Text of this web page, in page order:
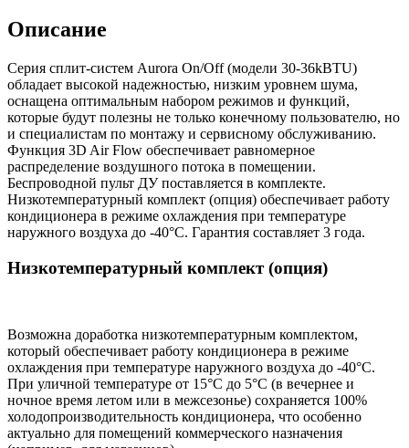
Описание
Серия сплит-систем Aurora On/Off (модели 30-36kBTU)
обладает высокой надежностью, низким уровнем шума,
оснащена оптимальным набором режимов и функций,
которые будут полезны не только конечному пользователю, но
и специалистам по монтажу и сервисному обслуживанию.
Функция 3D Air Flow обеспечивает равномерное
распределение воздушного потока в помещении.
Беспроводной пульт ДУ поставляется в комплекте.
Низкотемпературный комплект (опция) обеспечивает работу
кондиционера в режиме охлаждения при температуре
наружного воздуха до -40°С. Гарантия составляет 3 года.
Низкотемпературный комплект (опция)
Возможна доработка низкотемпературным комплектом,
который обеспечивает работу кондиционера в режиме
охлаждения при температуре наружного воздуха до -40°С.
При уличной температуре от 15°С до 5°С (в вечернее и
ночное время летом или в межсезонье) сохраняется 100%
холодопроизводительность кондиционера, что особенно
актуально для помещений коммерческого назначения